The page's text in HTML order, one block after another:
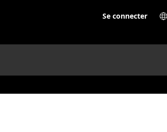
Se connecter